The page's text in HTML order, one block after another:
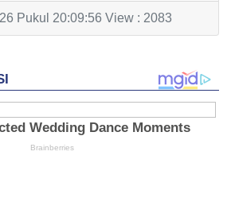
Pukul 20:09:56 View : 2083